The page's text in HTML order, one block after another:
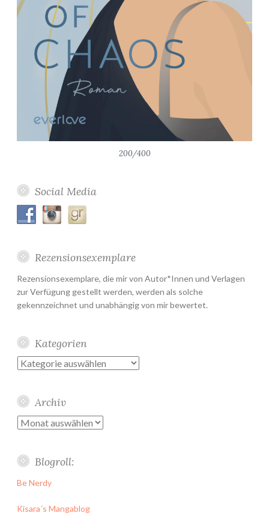
200/400
Social Media
Rezensionsexemplare
Rezensionsexemplare, die mir von Autor*Innen und Verlagen
zur Verfügung gestellt werden, werden als solche
gekennzeichnet und unabhängig von mir bewertet.
Kategorien
Kategorien
Archiv
Archiv
Blogroll:
Be Nerdy
Kisara´s Mangablog